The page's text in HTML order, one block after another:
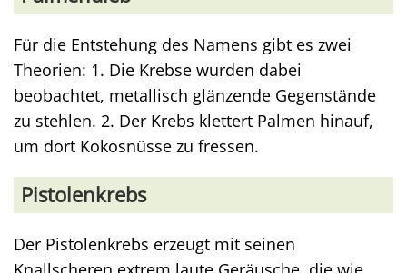
Für die Entstehung des Namens gibt es zwei
Theorien: 1. Die Krebse wurden dabei
beobachtet, metallisch glänzende Gegenstände
zu stehlen. 2. Der Krebs klettert Palmen hinauf,
um dort Kokosnüsse zu fressen.
Pistolenkrebs
Der Pistolenkrebs erzeugt mit seinen